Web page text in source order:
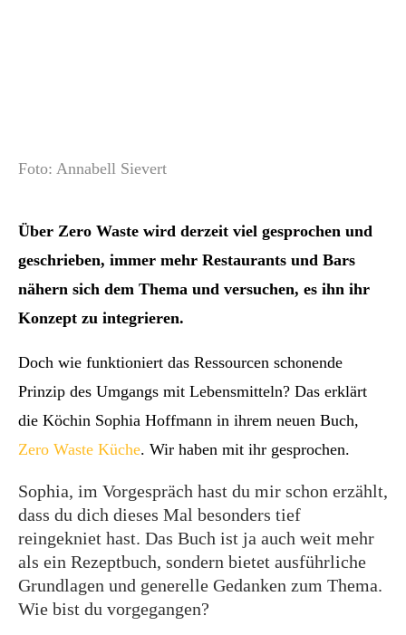
Foto: Annabell Sievert
Über Zero Waste wird derzeit viel gesprochen und
geschrieben, immer mehr Restaurants und Bars
nähern sich dem Thema und versuchen, es ihn ihr
Konzept zu integrieren.
Doch wie funktioniert das Ressourcen schonende
Prinzip des Umgangs mit Lebensmitteln? Das erklärt
die Köchin Sophia Hoffmann in ihrem neuen Buch,
Zero Waste Küche. Wir haben mit ihr gesprochen.
Sophia, im Vorgespräch hast du mir schon erzählt,
dass du dich dieses Mal besonders tief
reingekniet hast. Das Buch ist ja auch weit mehr
als ein Rezeptbuch, sondern bietet ausführliche
Grundlagen und generelle Gedanken zum Thema.
Wie bist du vorgegangen?